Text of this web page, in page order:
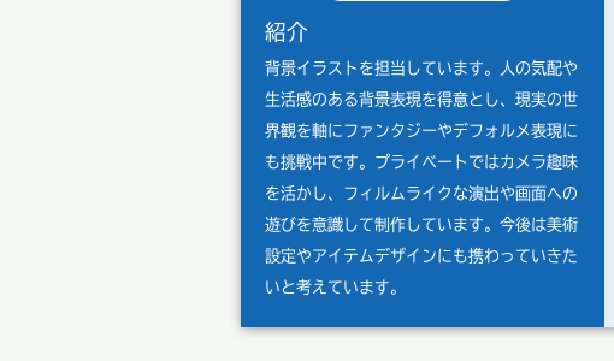
紹介
背景イラストを担当しています。人の気配や
生活感のある背景表現を得意とし、現実の世
界観を軸にファンタジーやデフォルメ表現に
も挑戦中です。プライベートではカメラ趣味
を活かし、フィルムライクな演出や画面への
遊びを意識して制作しています。今後は美術
設定やアイテムデザインにも携わっていきた
いと考えています。